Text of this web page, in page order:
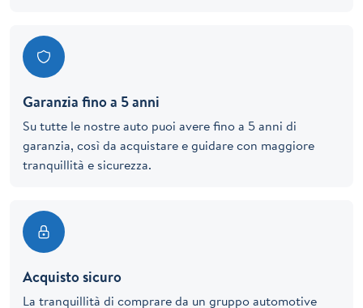
Garanzia fino a 5 anni
Su tutte le nostre auto puoi avere fino a 5 anni di
garanzia, così da acquistare e guidare con maggiore
tranquillità e sicurezza.
Acquisto sicuro
La tranquillità di comprare da un gruppo automotive